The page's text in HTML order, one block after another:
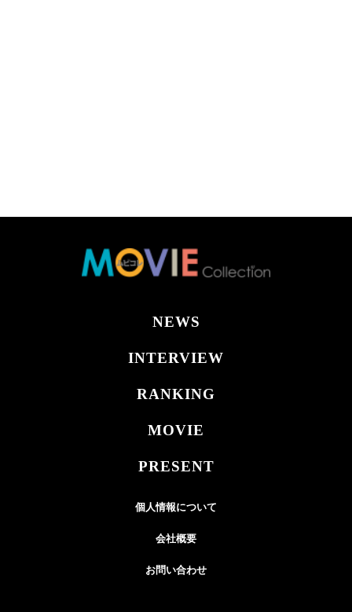
NEWS
INTERVIEW
RANKING
MOVIE
PRESENT
個人情報について
会社概要
お問い合わせ